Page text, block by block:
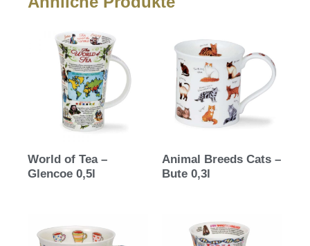
World of Tea –
Glencoe 0,5l
Animal Breeds Cats –
Bute 0,3l